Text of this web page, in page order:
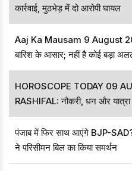
कार्रवाई, मुठभेड़ में दो आरोपी घायल
Aaj Ka Mausam 9 August
बारिश के आसार; नहीं है कोई बड़ा
HOROSCOPE TODAY 09
RASHIFAL: नौकरी, धन और यात्रा
सभी राशियों का हाल
पंजाब में फिर साथ आएंगे BJP-
ने परिसीमन बिल का किया समर्थन